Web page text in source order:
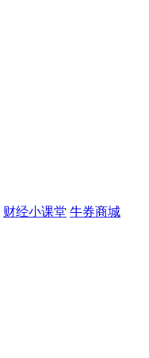
财经小课堂 牛券商城